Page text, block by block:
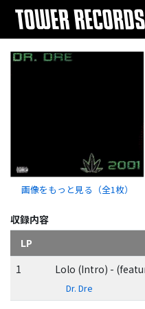
画像をもっと見る（全1枚）
収録内容
LP
1
Lolo (Intro) -
Dr. Dre